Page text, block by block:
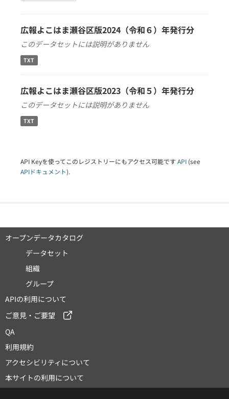
広報よこはま瀬谷区版2024（令和６）年発行分
このデータセットには説明がありません
TXT
広報よこはま瀬谷区版2023（令和５）年発行分
このデータセットには説明がありません
TXT
API Keyを使ってこのレジストリーにもアクセス可能です API (see
APIドキュメント).
オープンデータカタログ
データセット
組織
グループ
APIの利用について
ご意見・ご要望
QA
利用規約
アクセシビリティについて
本サイトの利用について